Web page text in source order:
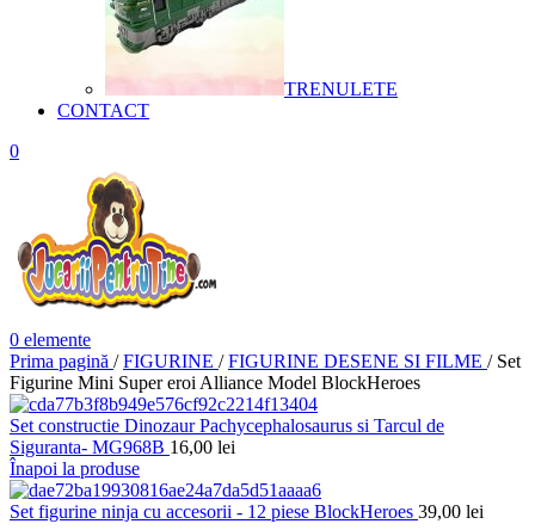
TRENULETE
CONTACT
0
0 elemente
Prima pagină / FIGURINE / FIGURINE DESENE SI FILME / Set
Figurine Mini Super eroi Alliance Model BlockHeroes
Set constructie Dinozaur Pachycephalosaurus si Tarcul de
Siguranta- MG968B 16,00 lei
Înapoi la produse
Set figurine ninja cu accesorii - 12 piese BlockHeroes 39,00 lei